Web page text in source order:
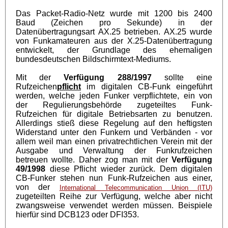
Das Packet-Radio-Netz wurde mit 1200 bis 2400
Baud (Zeichen pro Sekunde) in der
Datenübertragungsart AX.25 betrieben. AX.25 wurde
von Funkamateuren aus der X.25-Datenübertragung
entwickelt, der Grundlage des ehemaligen
bundesdeutschen Bildschirmtext-Mediums.
Mit derVerfügung 288/1997sollte eine
Rufzeichenpflicht im digitalen CB-Funk eingeführt
werden, welche jeden Funker verpflichtete, ein von
der Regulierungsbehörde zugeteiltes Funk-
Rufzeichen für digitale Betriebsarten zu benutzen.
Allerdings stieß diese Regelung auf den heftigsten
Widerstand unter den Funkern und Verbänden - vor
allem weil man einen privatrechtlichen Verein mit der
Ausgabe und Verwaltung der Funkrufzeichen
betreuen wollte. Daher zog man mit der Verfügung
49/1998 diese Pflicht wieder zurück. Dem digitalen
CB-Funker stehen nun Funk-Rufzeichen aus einer,
von der
International Telecommunication Union (ITU)
zugeteilten Reihe zur Verfügung, welche aber nicht
zwangsweise verwendet werden müssen. Beispiele
hierfür sind DCB123 oder DFI353.